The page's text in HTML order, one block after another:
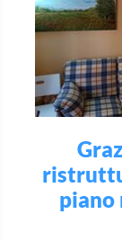
piano